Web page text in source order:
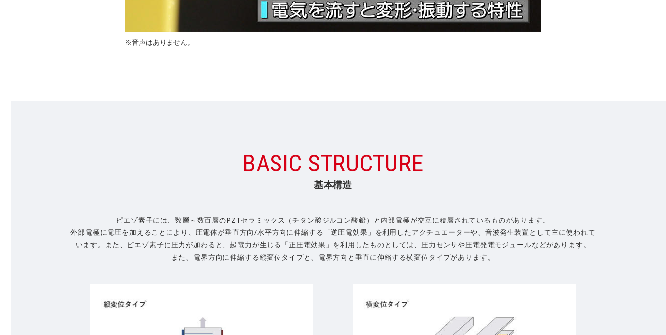
※音声はありません。
BASIC STRUCTURE
基本構造
ピエゾ素子には、数層～数百層のPZTセラミックス（チタン酸ジルコン酸鉛）と内部電極が交互に積層されているものがあります。
外部電極に電圧を加えることにより、圧電体が垂直方向/水平方向に伸縮する「逆圧電効果」を利用したアクチュエーターや、音波発生装置として主に使われて
います。また、ピエゾ素子に圧力が加わると、起電力が生じる「正圧電効果」を利用したものとしては、圧力センサや圧電発電モジュールなどがあります。
また、電界方向に伸縮する縦変位タイプと、電界方向と垂直に伸縮する横変位タイプがあります。